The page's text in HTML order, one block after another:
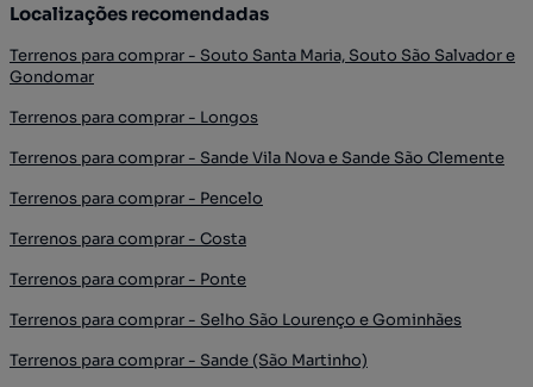
Localizações recomendadas
Terrenos para comprar - Souto Santa Maria, Souto São Salvador e
Gondomar
Terrenos para comprar - Longos
Terrenos para comprar - Sande Vila Nova e Sande São Clemente
Terrenos para comprar - Pencelo
Terrenos para comprar - Costa
Terrenos para comprar - Ponte
Terrenos para comprar - Selho São Lourenço e Gominhães
Terrenos para comprar - Sande (São Martinho)